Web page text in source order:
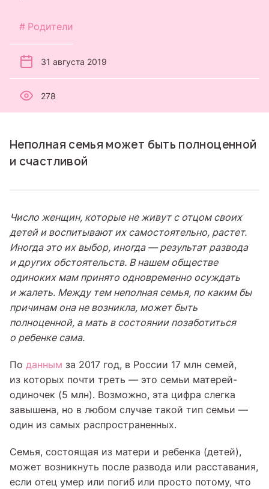
Родители
31 августа 2019
278
Неполная семья может быть полноценной
и счастливой
Число женщин, которые не живут с отцом своих
детей и воспитывают их самостоятельно, растет.
Иногда это их выбор, иногда — результат развода
и других обстоятельств. В нашем обществе
одиноких мам принято одновременно осуждать
и жалеть. Между тем неполная семья, по каким бы
причинам она не возникла, может быть
полноценной, а мать в состоянии позаботиться
о ребенке сама.
По данным за 2017 год, в России 17 млн семей,
из которых почти треть — это семьи матерей-
одиночек (5 млн). Возможно, эта цифра слегка
завышена, но в любом случае такой тип семьи —
один из самых распространенных.
Семья, состоящая из матери и ребенка (детей),
может возникнуть после развода или расставания,
если отец умер или погиб или просто потому, что